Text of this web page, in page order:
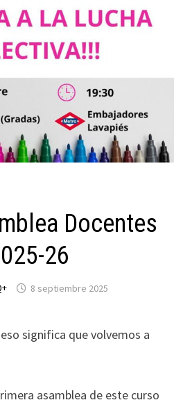
Docentes
26
8 septiembre 2025
significa que volvemos a
asamblea de este curso